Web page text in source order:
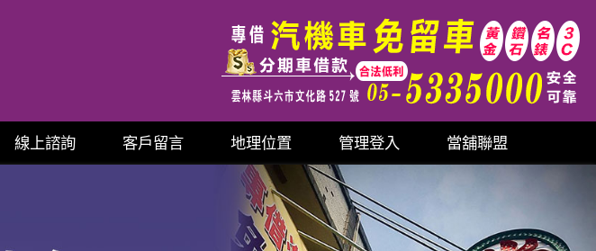
線上諮詢 客戶留言 地理位置 管理登入 當舖聯盟